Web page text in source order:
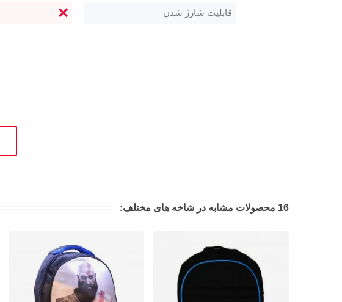
قابلیت شارژ شدن
16 محصولات مشابه در شاخه های مختلف: